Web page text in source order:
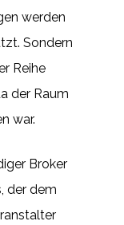
werden
Sondern
Reihe
der Raum
war.
Broker
der dem